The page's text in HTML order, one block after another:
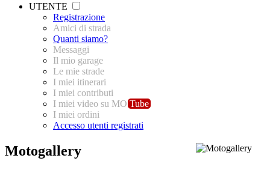
UTENTE
Registrazione
Amici di strada
Quanti siamo?
Messaggi
Il mio garage
Le mie strade
I miei itinerari
I miei contributi
I miei video su MO Tube
I miei ordini
Accesso utenti registrati
Motogallery